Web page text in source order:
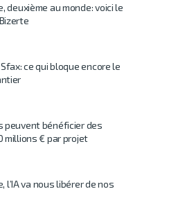
deuxième au monde: voici le
ce qui bloque encore le
peuvent bénéficier des
millions € par projet
l’IA va nous libérer de nos